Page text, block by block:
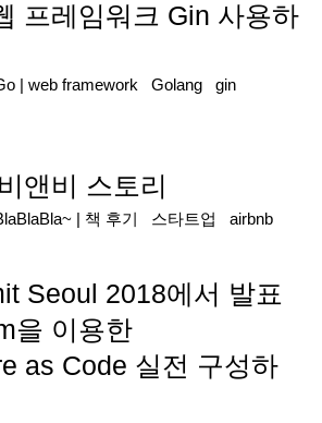
프레임워크 Gin 사용하
| web framework Golang
gin
앤비 스토리
| 책 후기 스타트업 airbnb
Seoul 2018에서 발표
을 이용한
as Code 실전 구성하